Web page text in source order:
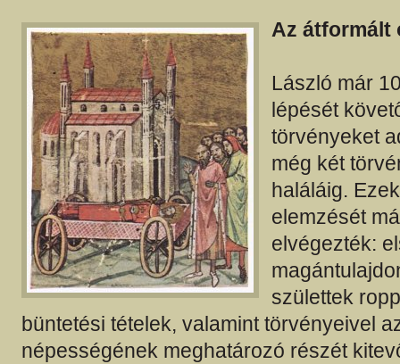
Az átformált
László már
lépését
törvényeket
még két
haláláig.
elemzését
elvégezték:
születtek
büntetési tételek, valamint törvényeivel
népességének meghatározó részét